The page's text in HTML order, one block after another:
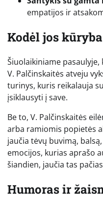
empatijos ir
Kodėl jos
Šiuolaikiniame
V. Palčinskaitės atveju
turinys, kuris reikalauja
įsiklausyti į save.
Be to, V. Palčinskaitės
arba ramiomis popietės
jaučia tėvų buvimą,
emocijos, kurias aprašo
šiandien, jaučia tas
Humoras ir